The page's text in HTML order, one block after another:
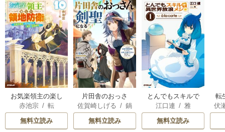
お気楽領主の楽し
い領地防衛
赤池宗/ 転
無料立読み
片田舎のおっさ
ん、剣聖になる
～ただの田舎の剣
術師範だったの
佐賀崎しげる /鍋
島テツヒロ
無料立読み
とんでもスキルで
異世界放浪メシ
江口連 / 雅
無料立読み
転
伏